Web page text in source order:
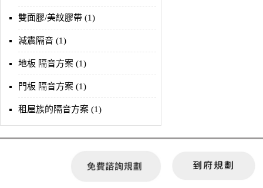
雙面膠/美紋膠帶 (1)
減震隔音 (1)
地板 隔音方案 (1)
門板 隔音方案 (1)
租屋族的隔音方案 (1)